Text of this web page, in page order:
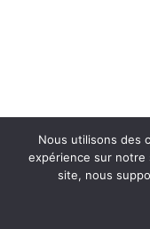
Nous utilisons des
expérience sur notre
site, nous